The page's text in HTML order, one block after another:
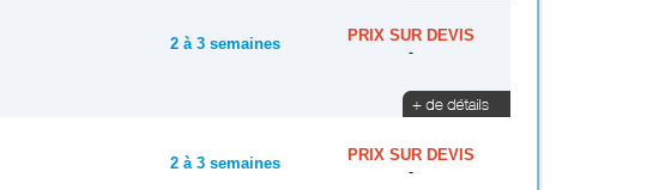
2 à 3 semaines PRIX SUR DEVIS
-
2 à 3 semaines PRIX SUR DEVIS
-